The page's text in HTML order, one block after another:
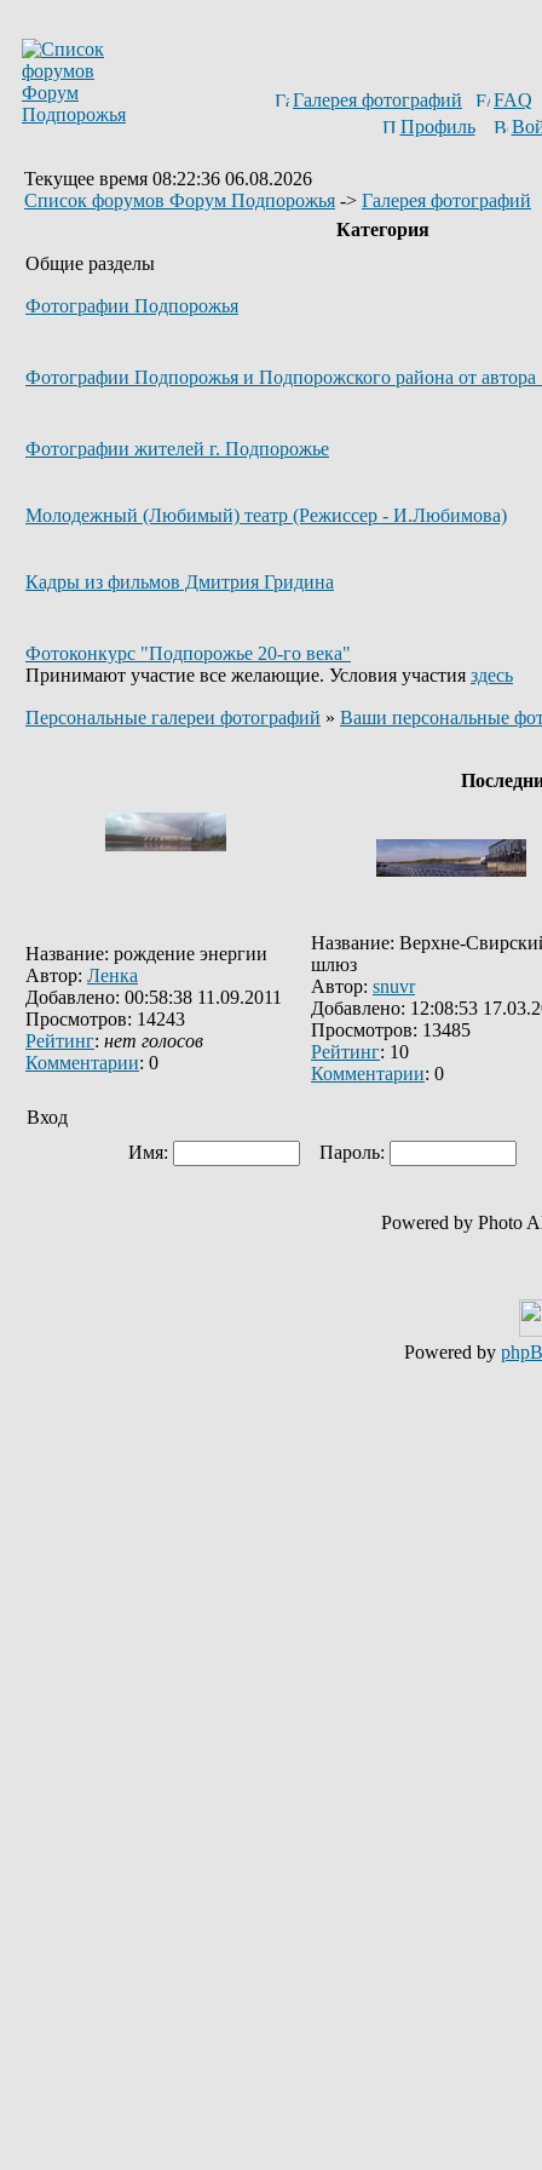
Галерея фотографий
FAQ
Профиль
Текущее время 08:22:36 06.08.2026
Список форумов Форум Подпорожья -> Галерея фотографий
Категория
Общие разделы
Фотографии Подпорожья
Фотографии Подпорожья и Подпорожского района от
Фотографии жителей г. Подпорожье
Молодежный (Любимый) театр (Режиссер - И.Любимова)
Кадры из фильмов Дмитрия Гридина
Фотоконкурс "Подпорожье 20-го века"
Принимают участие все желающие. Условия участия здесь
Персональные галереи фотографий » Ваши персональные
Название: рождение энергии
Автор: Ленка
Добавлено: 00:58:38 11.09.2011
Просмотров: 14243
Рейтинг: нет голосов
Комментарии: 0
Название: Верхне-
шлюз
Автор: snuvr
Добавлено: 12:08:53
Просмотров: 13485
Рейтинг: 10
Комментарии: 0
Вход
Имя:
Пароль:
Powered by Photo
Powered by